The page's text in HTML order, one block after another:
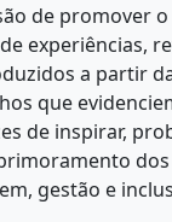
de promover o
experiências,
a partir
que
de inspirar,
gestão e